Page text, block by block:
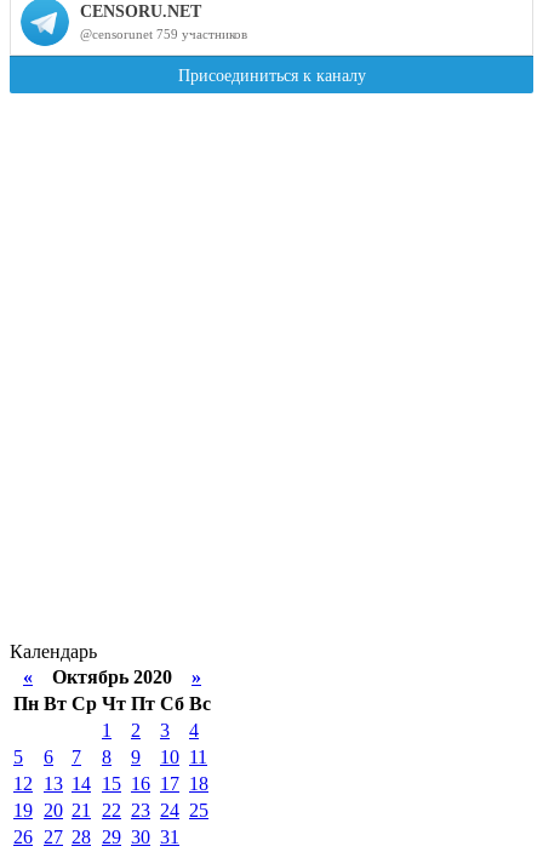
Календарь
« Октябрь 2020 »
Пн Вт Ср Чт Пт Сб Вс
1
2 3
4
5
6 7 8 9 10 11
12
13 14 15 16 17 18
19 20 21 22 23 24 25
26 27 28 29 30 31